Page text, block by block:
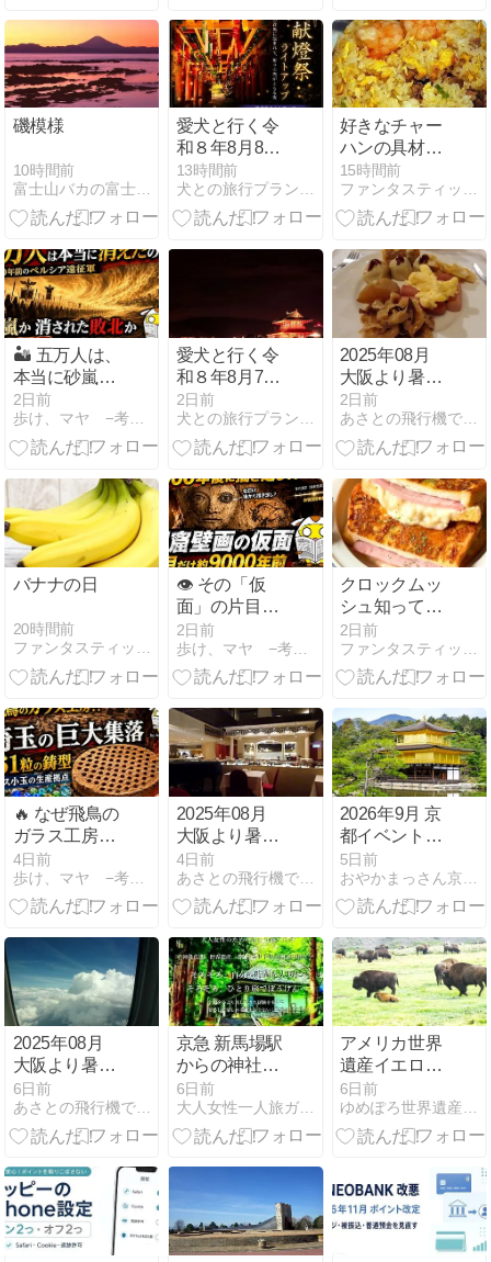
館 (Afrasiyab
Museum)
【北海道みや
げ】
磯模様
10時間前
富士山バカの富士山撮影記
愛犬と行く令
和８年8月8日
(土)飛鳥・藤
原の宮都の
町、天気状況
13時間前
犬との旅行プランナー
好きなチャー
ハンの具材
は？
15時間前
ファンタスティック Night
🏜️ 五万人は、
本当に砂嵐へ
消えたのか？
2500年前、誰
一人戻らなか
遠征軍と「消
された敗
北」！( ・Д・)
【考古学ミス
テリー】
2日前
歩け、マヤ −考古学・歴史ニュース−
愛犬と行く令
和８年8月7日
(金)飛鳥・藤
原の宮都の
町、天気状況
大文字送り火
予告
2日前
犬との旅行プランナー
2025年08月
大阪より暑く
ない台湾
07/13
2日前
あさとの飛行機で行く台湾・タイ・世界遺産と機内食の日記
バナナの日
20時間前
👁️ その「仮
面」の片目
は、6000年後
に描き足され
たのか？ 初の
が暴いた、洞
窟壁画の長い
生命！( ・Д・)
【旧石器時代
考古学】
2日前
歩け、マヤ −考古学・歴史ニュース−
クロックムッ
シュ知ってま
すか？
2日前
🔥 なぜ飛鳥の
ガラス工房
が、埼玉の巨
大集落にあっ
たのか？ 384
と、161粒を
焼く「たこ焼
き鋳型」！(
・Д・)【考古
学】
4日前
歩け、マヤ −考古学・歴史ニュース−
2025年08月
大阪より暑く
ない台湾
06/13
4日前
あさとの飛行機で行く台湾・タイ・世界遺産と機内食の日記
2026年9月 京
都イベントカ
レンダー
5日前
2025年08月
大阪より暑く
ない台湾
05/13
6日前
あさとの飛行機で行く台湾・タイ・世界遺産と機内食の日記
京急 新馬場駅
からの神社巡
り！品川神
社・荏原神社
を巡る約二時
6日前
大人女性一人旅ガイド｜神社仏閣・世界遺産・老舗＝たびそろ
アメリカ世界
遺産イエロー
ストーン国立
公園グランド
ティトン旅行
生動物ビーバ
ー/ヘラジカ)
6日前